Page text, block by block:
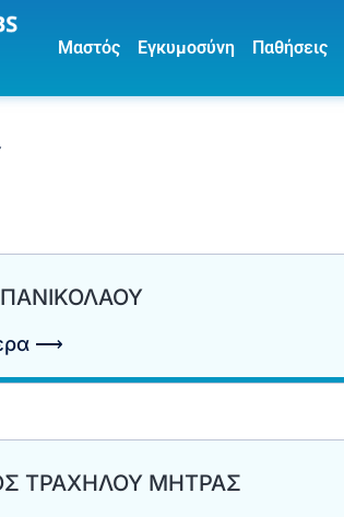
Μαστός Εγκυμοσύνη Παθήσεις
⟶
ΤΡΑΧΗΛΟΥ ΜΗΤΡΑΣ